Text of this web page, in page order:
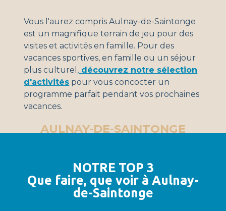
Vous l'aurez compris Aulnay-de-Saintonge
est un magnifique terrain de jeu pour des
visites et activités en famille. Pour des
vacances sportives, en famille ou un séjour
plus culturel, découvrez notre sélection
d'activités pour vous concocter un
programme parfait pendant vos prochaines
vacances.
AULNAY-DE-SAINTONGE
NOTRE TOP 3
Que faire, que voir à Aulnay-
de-Saintonge